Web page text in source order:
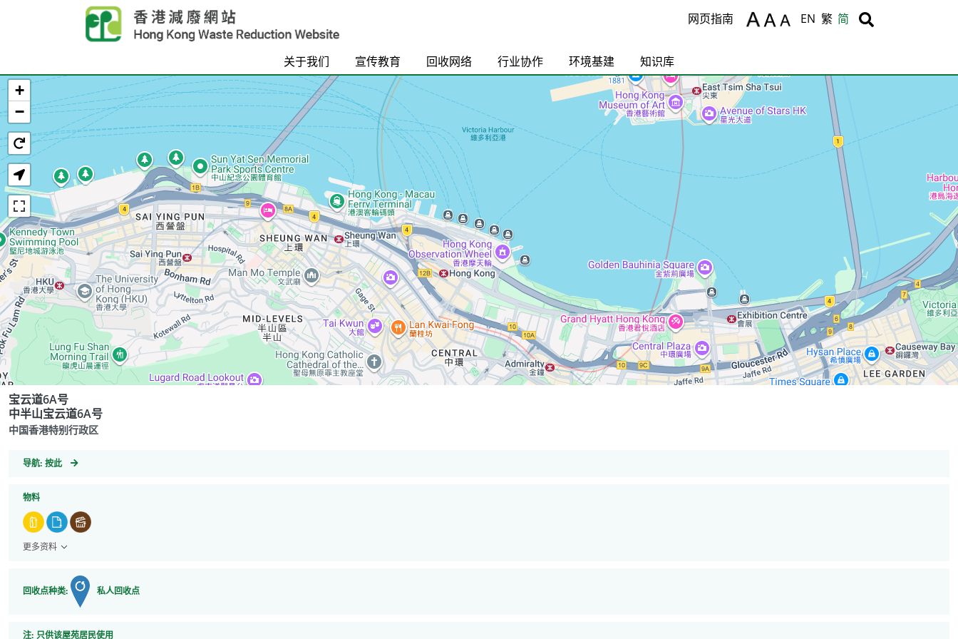
Skip to main content
Body
网页指南 EN 繁 简 Body
关于我们 宣传教育 回收网络 行业协作 环境基建 知识库
首页
+
−
宝云道6A号
中半山宝云道6A号
中国香港特别行政区
导航: GeoCoordinates
按此
物料
更多资料
回收点种类: 私人回收点
注: 注
只供该屋苑居民使用